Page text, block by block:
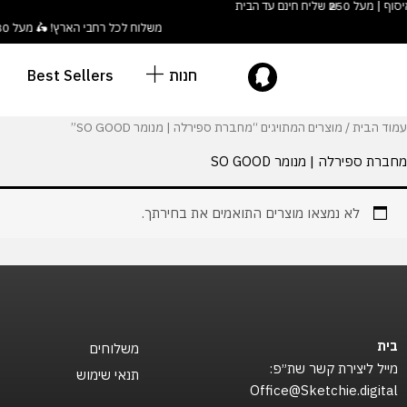
לתוכן
דילוג
משלוח לכל רחבי הארץ! 🛵 מעל ₪180 חינם לנקודות איסוף | מעל ₪250 שליח חינם עד הבית
חנות Best Sellers
עמוד הבית/ מוצרים המתויגים “מחברת ספירלה | מנומר SO GOOD”
מחברת ספירלה | מנומר SO GOOD
לא נמצאו מוצרים התואמים את בחירתך.
בית
מייל ליצירת קשר שת״פ:
Office@Sketchie.digital
משלוחים
תנאי שימוש